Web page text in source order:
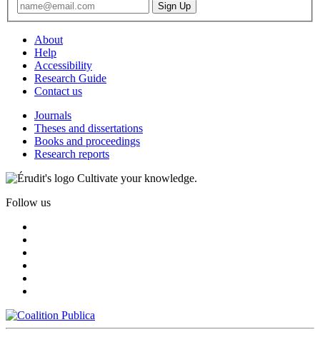
About
Help
Accessibility
Research Guide
Contact us
Journals
Theses and dissertations
Books and proceedings
Research reports
Cultivate your knowledge.
Follow us